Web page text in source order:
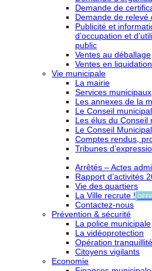
Demande de
Demande de relevé
Publicité et
d’occupation et
public
Ventes au déballage
Ventes en
Vie municipale
La mairie
Services municipaux
Les annexes de la
Le Conseil municipal
Les élus du Conseil
Le Conseil
Comptes rendus,
Tribunes
Arrêtés – Actes
Rapport d’activités
Vie des quartiers
La Ville recrute !
Contactez-nous
Prévention & sécurité
La police municipale
La vidéoprotection
Opération
Citoyens vigilants
Economie